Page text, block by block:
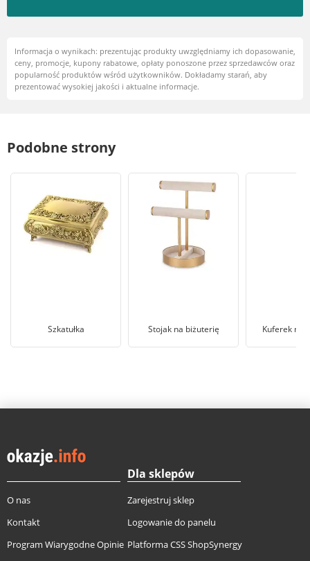
Informacja o wynikach: prezentując produkty uwzględniamy ich dopasowanie,
ceny, promocje, kupony rabatowe, opłaty ponoszone przez sprzedawców oraz
popularność produktów wśród użytkowników. Dokładamy starań, aby
prezentować wysokiej jakości i aktualne informacje.
Podobne strony
Szkatułka Stojak na biżuterię Kuferek na
O nas
Kontakt
Program Wiarygodne Opinie
Dla sklepów
Zarejestruj sklep
Logowanie do panelu
Platforma CSS ShopSynergy